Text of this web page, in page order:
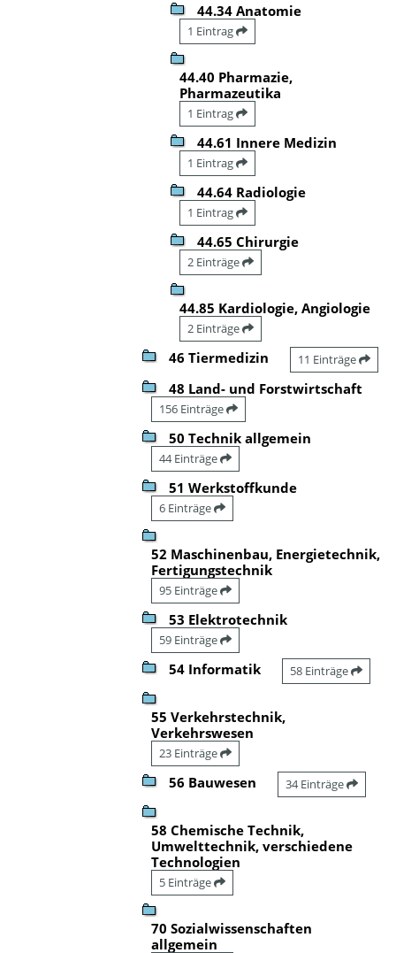
44.34 Anatomie
1 Eintrag
44.40 Pharmazie,
Pharmazeutika
1 Eintrag
44.61 Innere Medizin
1 Eintrag
44.64 Radiologie
1 Eintrag
44.65 Chirurgie
2 Einträge
44.85 Kardiologie, Angiologie
2 Einträge
46 Tiermedizin 11 Einträge
48 Land- und Forstwirtschaft
156 Einträge
50 Technik allgemein
44 Einträge
51 Werkstoffkunde
6 Einträge
52 Maschinenbau, Energietechnik,
Fertigungstechnik
95 Einträge
53 Elektrotechnik
59 Einträge
54 Informatik 58 Einträge
55 Verkehrstechnik,
Verkehrswesen
23 Einträge
56 Bauwesen 34 Einträge
58 Chemische Technik,
Umwelttechnik, verschiedene
Technologien
5 Einträge
70 Sozialwissenschaften
allgemein